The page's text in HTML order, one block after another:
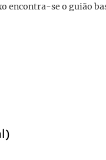
encontra-se o guião